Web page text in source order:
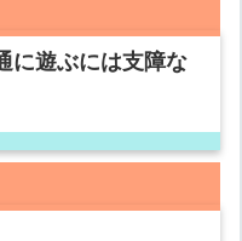
に遊ぶには支障な